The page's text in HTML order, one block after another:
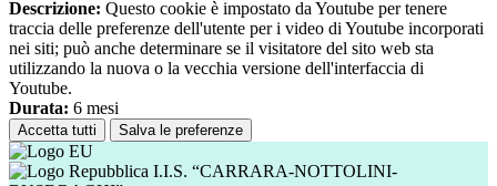
Descrizione: Questo cookie è impostato da Youtube per tenere
traccia delle preferenze dell'utente per i video di Youtube incorporati
nei siti; può anche determinare se il visitatore del sito web sta
utilizzando la nuova o la vecchia versione dell'interfaccia di
Youtube.
Durata: 6 mesi
Accetta tutti Salva le preferenze
I.I.S. “CARRARA-NOTTOLINI-